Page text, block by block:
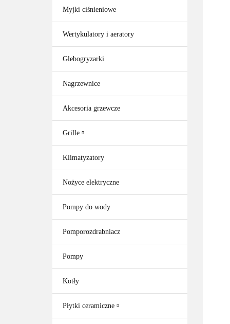
Myjki ciśnieniowe
Wertykulatory i aeratory
Glebogryzarki
Nagrzewnice
Akcesoria grzewcze
Grille
Klimatyzatory
Nożyce elektryczne
Pompy do wody
Pomporozdrabniacz
Pompy
Kotły
Płytki ceramiczne